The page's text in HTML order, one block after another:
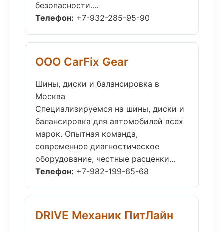
безопасности....
Телефон: +7-932-285-95-90
ООО CarFix Gear
Шины, диски и балансировка в
Москва
Специализируемся на шины, диски и
балансировка для автомобилей всех
марок. Опытная команда,
современное диагностическое
оборудование, честные расценки...
Телефон: +7-982-199-65-68
DRIVE Механик ПитЛайн